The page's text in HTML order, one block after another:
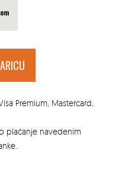
Premium, Mastercard,
plaćanje navedenim